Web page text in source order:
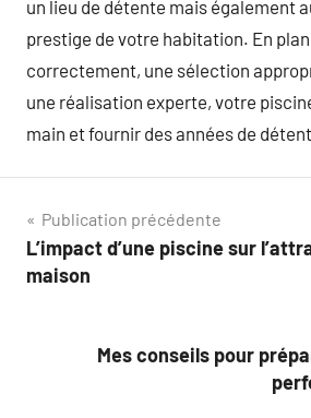
un lieu de détente mais également
prestige de votre habitation. En
correctement, une sélection
une réalisation experte, votre
main et fournir des années de
Navigation
de
Publication précédente
L’impact d’une piscine sur
maison
Mes conseils pour